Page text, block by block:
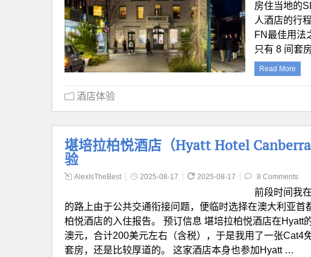
房住当地的
人酒店的行
FN最佳用法
只有 8 间套
Read More
酒店体验
堪培拉柏悦酒店（Hyatt Hotel
验
AlexIsTheBest 2025-08-17 2025-08-17 8 Comments
前段时间我
的路上由于公共交通衔接问题，便临时选择在澳大利亚
柏悦酒店的入住报告。 预订信息 堪培拉柏悦酒店在Hyatt
澳元，合计200美元左右（含税），于是我用了一张Cat4
套房，还是比较厚道的。 这家酒店本身也参加Hyatt …